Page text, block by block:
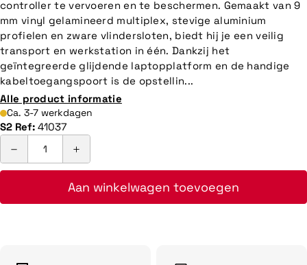
controller te vervoeren en te beschermen. Gemaakt van 9
mm vinyl gelamineerd multiplex, stevige aluminium
profielen en zware vlindersloten, biedt hij je een veilig
transport en werkstation in één. Dankzij het
geïntegreerde glijdende laptopplatform en de handige
kabeltoegangspoort is de opstellin...
Alle product informatie
Ca. 3-7 werkdagen
S2 Ref: 41037
Aan winkelwagen toevoegen